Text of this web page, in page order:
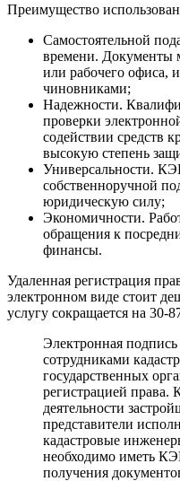
Преимущество
Самостоятельной
времени. Документы
или рабочего офиса,
чиновниками;
Надежности.
проверки
содействии средств
высокую степень
Универсальности.
собственноручной
юридическую силу;
Экономичности.
обращения к
финансы.
Удаленная регистрация
электронном виде стоит
услугу сокращается на 30-
Электронная подпись
сотрудниками
государственных
регистрацией
деятельности
представители
кадастровые
необходимо иметь
получения